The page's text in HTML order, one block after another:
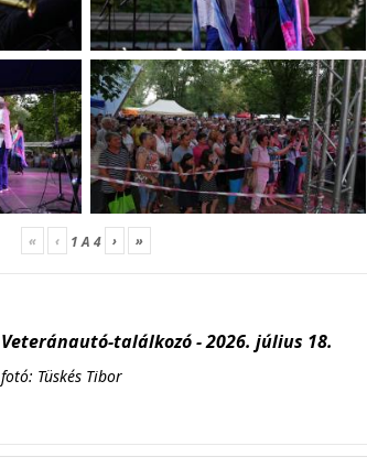
« ‹ 1A 4 › »
Veteránautó-találkozó - 2026. július 18.
fotó: Tüskés Tibor